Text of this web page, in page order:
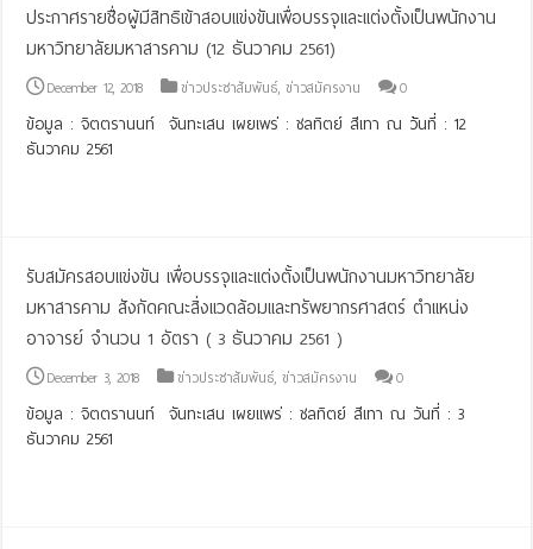
ประกาศรายชื่อผู้มีสิทธิเข้าสอบแข่งขันเพื่อบรรจุและแต่งตั้งเป็นพนักงาน
มหาวิทยาลัยมหาสารคาม (12 ธันวาคม 2561)
December 12, 2018 ข่าวประชาสัมพันธ์,ข่าวสมัครงาน 0
ข้อมูล : จิตตรานนท์ จันทะเสน เผยเพร่ : ชลทิตย์ สีเทา ณ ว้ันที่ : 12
ธันวาคม 2561
รับสมัครสอบแข่งขัน เพื่อบรรจุและแต่งตั้งเป็นพนักงานมหาวิทยาลัย
มหาสารคาม สังกัดคณะสิ่งแวดล้อมและทรัพยากรศาสตร์ ตำแหน่ง
อาจารย์ จำนวน 1 อัตรา ( 3 ธันวาคม 2561 )
December 3, 2018 ข่าวประชาสัมพันธ์,ข่าวสมัครงาน 0
ข้อมูล : จิตตรานนท์ จันทะเสน เผยแพร่ : ชลทิตย์ สีเทา ณ วันที่ : 3
ธันวาคม 2561